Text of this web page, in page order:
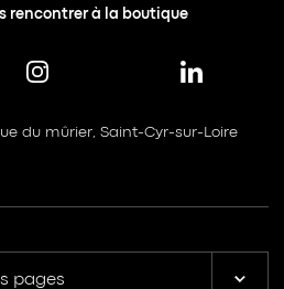
rencontrer à la boutique
du mûrier, Saint-Cyr-sur-Loire
pages